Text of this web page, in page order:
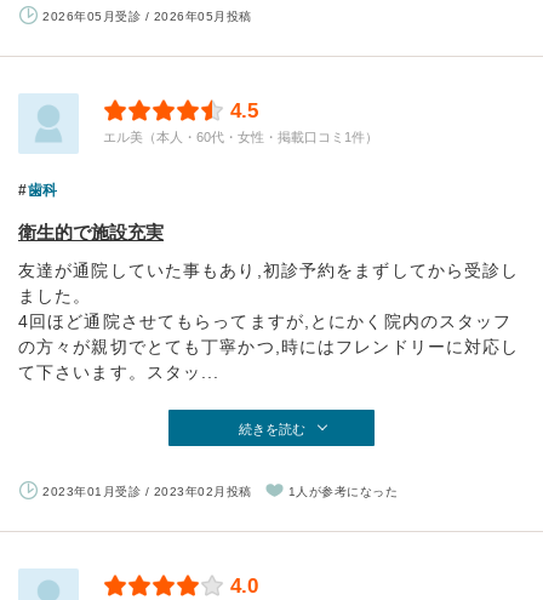
2026年05月受診 / 2026年05月投稿
4.5
エル美（本人・60代・女性・掲載口コミ1件）
歯科
衛生的で施設充実
友達が通院していた事もあり,初診予約をまずしてから受診し
ました。
4回ほど通院させてもらってますが,とにかく院内のスタッフ
の方々が親切でとても丁寧かつ,時にはフレンドリーに対応し
て下さいます。スタッ...
続きを読む
2023年01月受診 / 2023年02月投稿 1人が参考になった
4.0